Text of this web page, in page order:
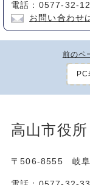
電話：0577-32-
お問い合わせ
前のペ
PC
高山市役所
〒506-8555 岐